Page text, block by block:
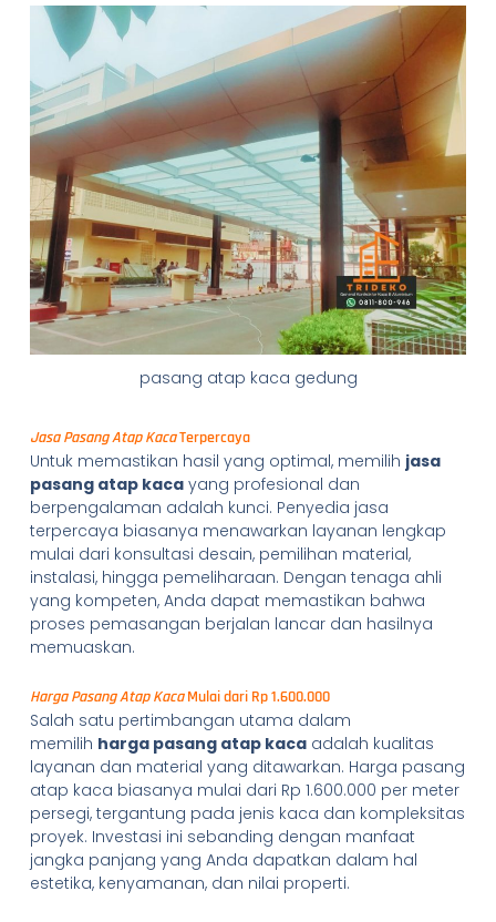
pasang atap kaca gedung
Jasa Pasang Atap KacaTerpercaya
Untuk memastikan hasil yang optimal, memilih jasa
pasang atap kacayang profesional dan
berpengalaman adalah kunci. Penyedia jasa
terpercaya biasanya menawarkan layanan lengkap
mulai dari konsultasi desain, pemilihan material,
instalasi, hingga pemeliharaan. Dengan tenaga ahli
yang kompeten, Anda dapat memastikan bahwa
proses pemasangan berjalan lancar dan hasilnya
memuaskan.
Harga Pasang Atap KacaMulai dari Rp 1.600.000
Salah satu pertimbangan utama dalam
memilih harga pasang atap kacaadalah kualitas
layanan dan material yang ditawarkan. Harga pasang
atap kaca biasanya mulai dari Rp 1.600.000 per meter
persegi, tergantung pada jenis kaca dan kompleksitas
proyek. Investasi ini sebanding dengan manfaat
jangka panjang yang Anda dapatkan dalam hal
estetika, kenyamanan, dan nilai properti.